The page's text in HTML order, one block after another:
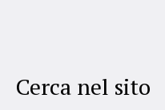
Cerca nel sito